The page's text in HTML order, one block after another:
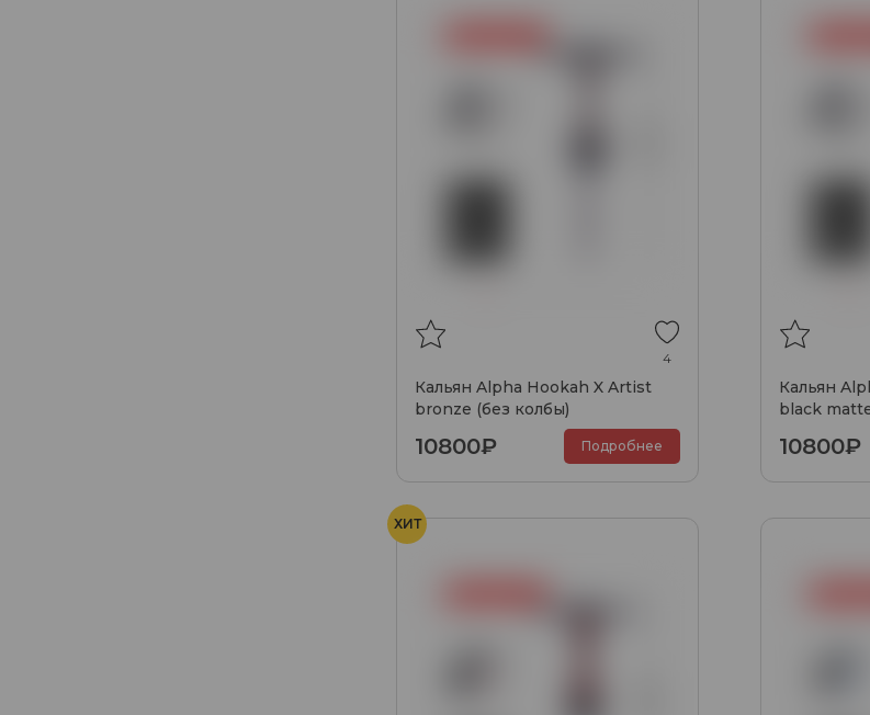
4
Кальян Alpha Hookah X Artist
bronze (без колбы)
10800₽ Подробнее
Кальян
black
10800₽
ХИТ